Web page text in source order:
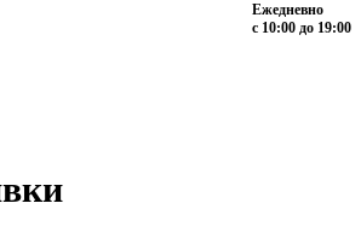
Ежедневно
с 10:00 до 19:00